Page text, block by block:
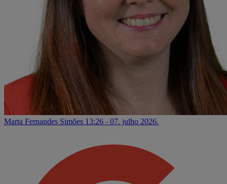
Marta Fernandes Simões 13:26 - 07. julho 2026.